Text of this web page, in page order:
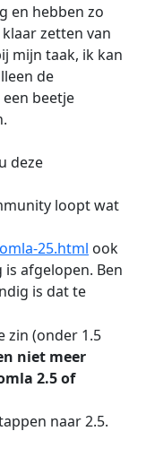
en hebben zo
zetten van
mijn taak, ik kan
de
beetje
deze
loopt wat
25.html ook
afgelopen. Ben
is dat te
zin (onder 1.5
niet meer
2.5 of
naar 2.5.